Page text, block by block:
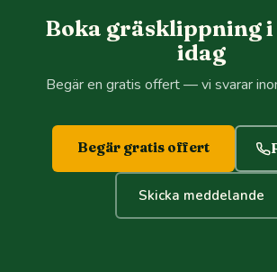
Boka gräsklippning i
idag
Begär en gratis offert — vi svarar
Begär gratis offert
Skicka meddelande